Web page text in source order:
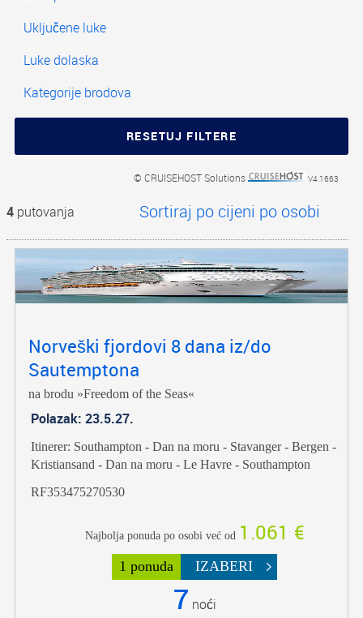
© CRUISEHOST Solutions V4.1663
4 putovanja
7 noći
Norveški fjordovi 8 dana iz/do
Sautemptona
na brodu »Freedom of the Seas«
Polazak: 23.5.27.
Itinerer: Southampton - Dan na moru - Stavanger - Bergen -
Kristiansand - Dan na moru - Le Havre - Southampton
RF353475270530
Najbolja ponuda po osobi već od 1.061 €
1 ponuda IZABERI